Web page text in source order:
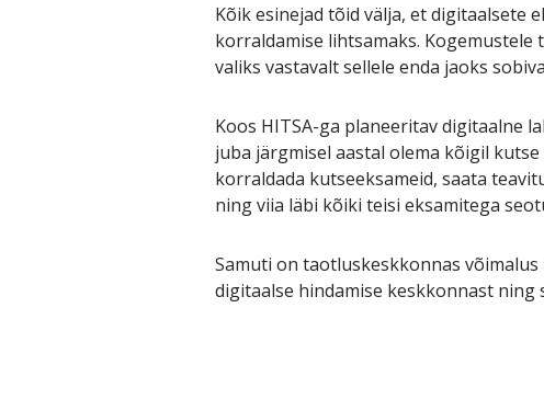
Kõik esinejad tõid välja, et digitaalsete
korraldamise lihtsamaks.
valiks vastavalt sellele enda jaoks
Koos HITSA-ga planeeritav digitaalne
juba järgmisel aastal olema kõigil
korraldada kutseeksameid, saata
ning viia läbi kõiki teisi eksamitega
Samuti on taotluskeskkonnas
digitaalse hindamise keskkonnast